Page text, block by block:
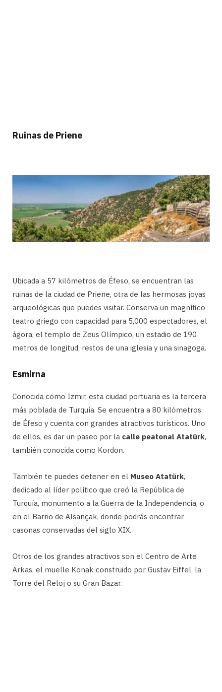
Ruinas de Priene
Ubicada a 57 kilómetros de Éfeso, se encuentran las
ruinas de la ciudad de Priene, otra de las hermosas joyas
arqueológicas que puedes visitar. Conserva un magnífico
teatro griego con capacidad para 5,000 espectadores, el
ágora, el templo de Zeus Olímpico, un estadio de 190
metros de longitud, restos de una iglesia y una sinagoga.
Esmirna
Conocida como Izmir, esta ciudad portuaria es la tercera
más poblada de Turquía. Se encuentra a 80 kilómetros
de Éfeso y cuenta con grandes atractivos turísticos. Uno
de ellos, es dar un paseo por la calle peatonal Atatürk,
también conocida como Kordon.
También te puedes detener en el Museo Atatürk,
dedicado al líder político que creó la República de
Turquía, monumento a la Guerra de la Independencia, o
en el Barrio de Alsançak, donde podrás encontrar
casonas conservadas del siglo XIX.
Otros de los grandes atractivos son el Centro de Arte
Arkas, el muelle Konak construido por Gustav Eiffel, la
Torre del Reloj o su Gran Bazar.